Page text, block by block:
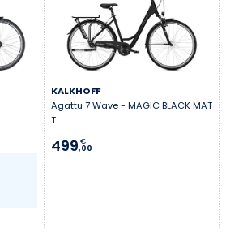
KALKHOFF
Agattu 7 Wave - MAGIC BLACK MAT
T
499,00
€